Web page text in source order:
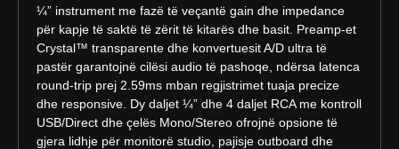
¼” instrument me fazë të veçantë gain dhe impedance
për kapje të saktë të zërit të kitarës dhe basit. Preamp-et
Crystal™ transparente dhe konvertuesit A/D ultra të
pastër garantojnë cilësi audio të pashoqe, ndërsa latenca
round-trip prej 2.59ms mban regjistrimet tuaja precize
dhe responsive. Dy daljet ¼” dhe 4 daljet RCA me kontroll
USB/Direct dhe çelës Mono/Stereo ofrojnë opsione të
gjera lidhje për monitorë studio, pajisje outboard dhe